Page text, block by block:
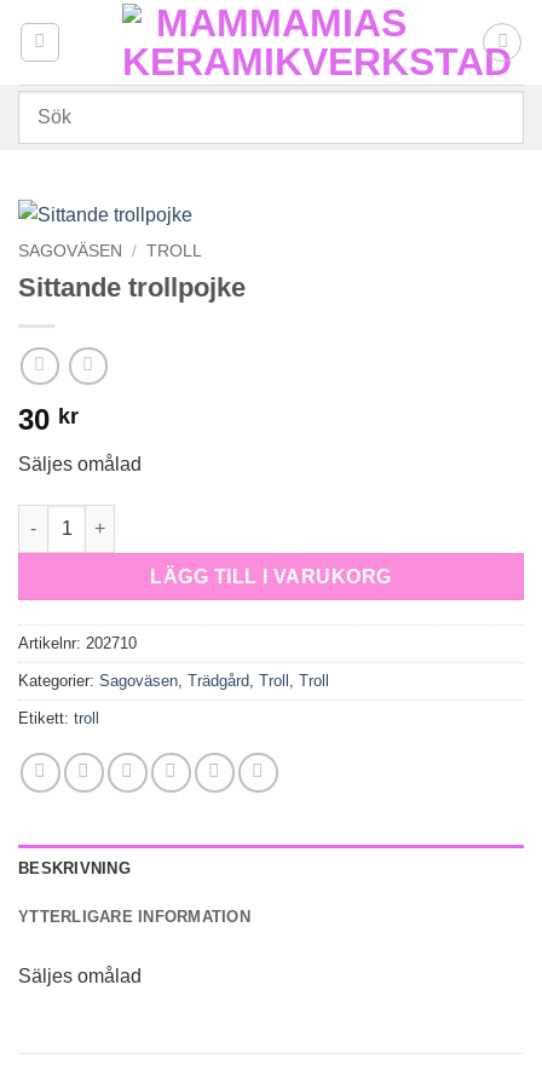
SAGOVÄSEN / TROLL
Sittande trollpojke
30 kr
Säljes omålad
Sittande trollpojke mängd
LÄGG TILL I VARUKORG
Artikelnr: 202710
Kategorier: Sagoväsen, Trädgård, Troll , Troll
Etikett: troll
BESKRIVNING
YTTERLIGARE INFORMATION
Säljes omålad